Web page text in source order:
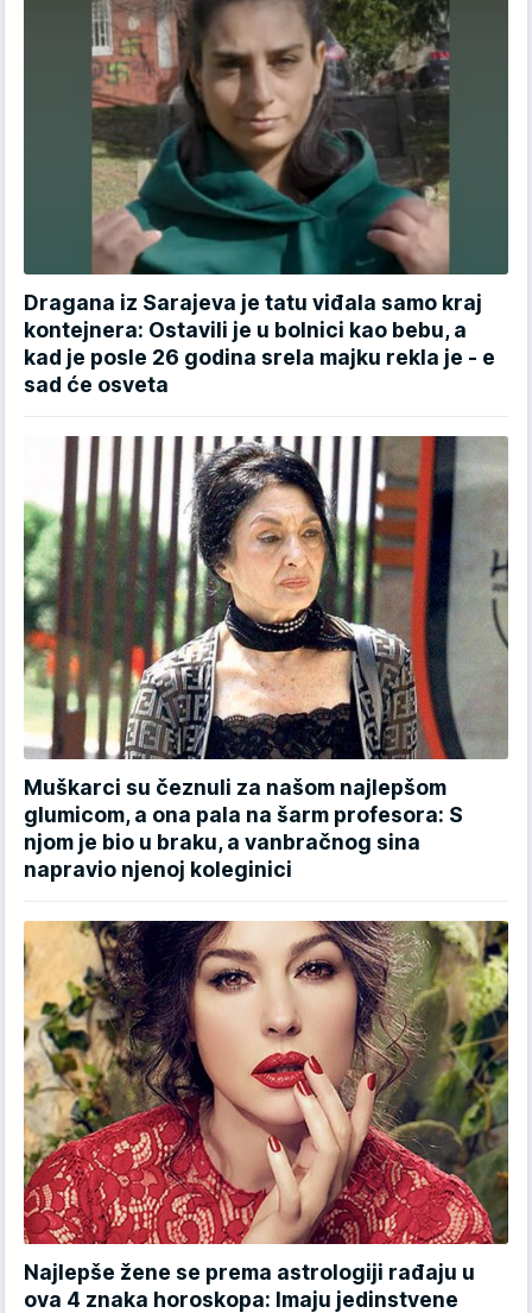
Dragana iz Sarajeva je tatu viđala samo kraj
kontejnera: Ostavili je u bolnici kao bebu, a
kad je posle 26 godina srela majku rekla je - e
sad će osveta
Muškarci su čeznuli za našom najlepšom
glumicom, a ona pala na šarm profesora: S
njom je bio u braku, a vanbračnog sina
napravio njenoj koleginici
Najlepše žene se prema astrologiji rađaju u
ova 4 znaka horoskopa: Imaju jedinstvene